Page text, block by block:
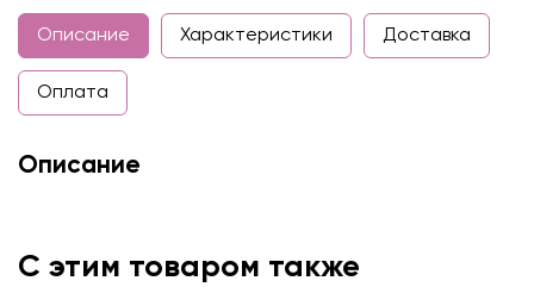
Описание Характеристики Доставка
Оплата
Описание
С этим товаром также